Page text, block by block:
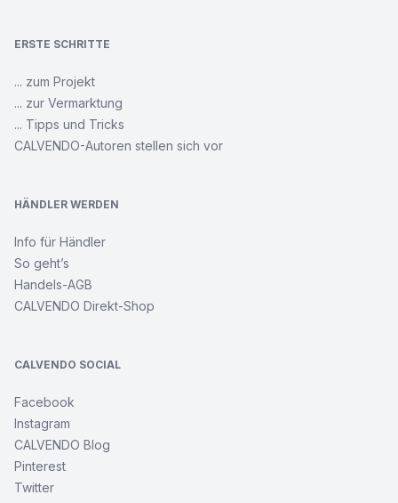
ERSTE SCHRITTE
... zum Projekt
... zur Vermarktung
... Tipps und Tricks
CALVENDO-Autoren stellen sich vor
HÄNDLER WERDEN
Info für Händler
So geht’s
Handels-AGB
CALVENDO Direkt-Shop
CALVENDO SOCIAL
Facebook
Instagram
CALVENDO Blog
Pinterest
Twitter